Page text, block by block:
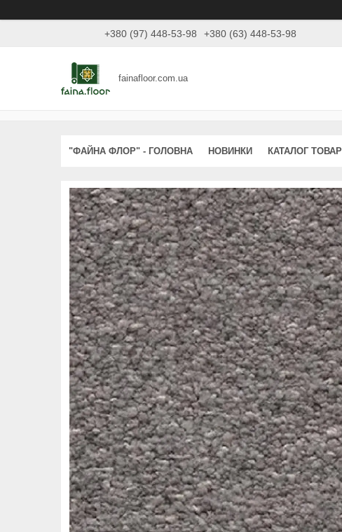
+380 (97) 448-53-98 +380 (63) 448-53-98
fainafloor.com.ua
"ФАЙНА ФЛОР" - ГОЛОВНА НОВИНКИ КАТАЛОГ